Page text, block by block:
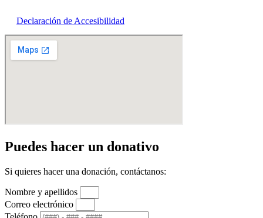
Declaración de Accesibilidad
Puedes hacer un donativo
Si quieres hacer una donación, contáctanos:
Nombre y apellidos
Correo electrónico